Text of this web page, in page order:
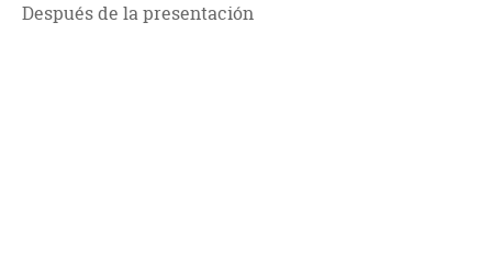
Después de la presentación